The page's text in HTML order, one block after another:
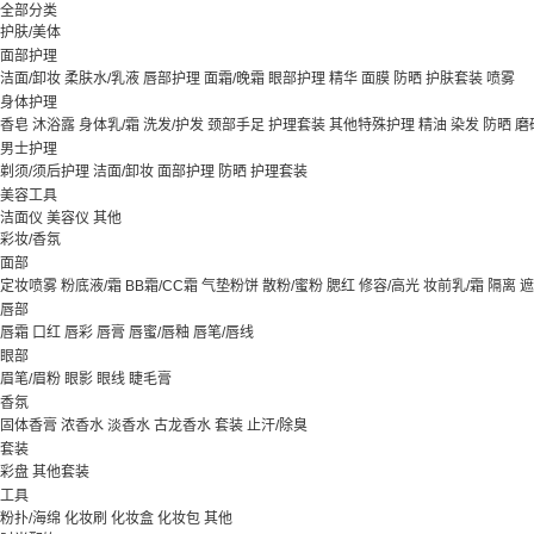
全部分类
护肤/美体
面部护理
洁面/卸妆 柔肤水/乳液 唇部护理 面霜/晚霜 眼部护理 精华 面膜 防晒 护肤套装 喷雾
身体护理
香皂 沐浴露 身体乳/霜 洗发/护发 颈部手足 护理套装 其他特殊护理 精油 染发 防晒 磨
男士护理
剃须/须后护理 洁面/卸妆 面部护理 防晒 护理套装
美容工具
洁面仪 美容仪 其他
彩妆/香氛
面部
定妆喷雾 粉底液/霜 BB霜/CC霜 气垫粉饼 散粉/蜜粉 腮红 修容/高光 妆前乳/霜 隔离
唇部
唇霜 口红 唇彩 唇膏 唇蜜/唇釉 唇笔/唇线
眼部
眉笔/眉粉 眼影 眼线 睫毛膏
香氛
固体香膏 浓香水 淡香水 古龙香水 套装 止汗/除臭
套装
彩盘 其他套装
工具
粉扑/海绵 化妆刷 化妆盒 化妆包 其他